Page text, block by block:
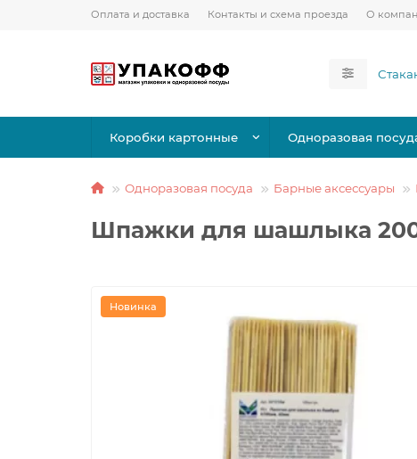
Оплата и доставка Контакты и схема проезда О
Коробки картонные Одноразовая
Одноразовая посуда Барные аксессуары
Шпажки для шашлыка
Новинка